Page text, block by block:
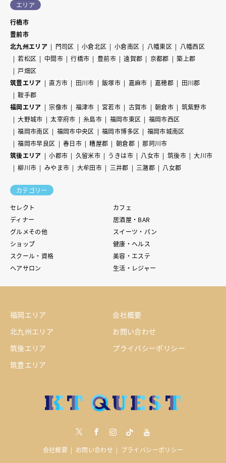
エリア
行橋市
豊前市
北九州エリア
門司区 小倉北区 小倉南区 八幡東区
八幡西区
若松区
中間市 行橋市 豊前市 遠賀郡 京都郡
築上郡
戸畑区
筑豊エリア
直方市 田川市 飯塚市 嘉麻市 嘉穂郡
田川郡
鞍手郡
福岡エリア
宗像市 福津市 宮若市 古賀市 朝倉市
筑紫野市
大野城市
太宰府市 糸島市 福岡市東区
福岡市西区
福岡市南区
福岡市中央区 福岡市博多区
福岡市城南区
福岡市早良区
春日市 糟屋郡 朝倉郡
那珂川市
筑後エリア
小郡市 久留米市 うきは市 八女市 筑後市
大川市
柳川市
みやま市 大牟田市 三井郡 三潴郡 八女郡
カテゴリー
セレクト
カフェ
ディナー
居酒屋・BAR
グルメその他
スイーツ・パン
ショップ
健康・ヘルス
スクール・資格
美容・エステ
ヘアサロン
生活・レジャー
福岡エリア
北九州エリア
筑後エリア
筑豊エリア
会社概要
お問い合わせ
プライバシーポリシー
Instagramtiktock youtube
会社概要 お問い合わせ プライバシーポリシー